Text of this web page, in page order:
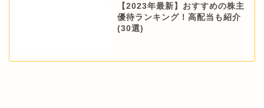
【2023年最新】おすすめの株主
優待ランキング！高配当も紹介
(30選)